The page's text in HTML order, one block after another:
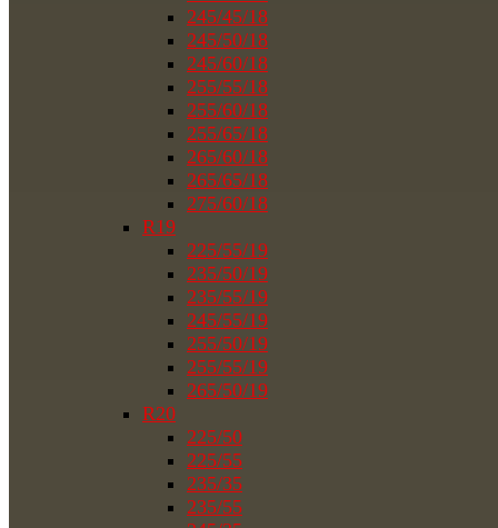
245/45/18
245/50/18
245/60/18
255/55/18
255/60/18
255/65/18
265/60/18
265/65/18
275/60/18
R19
225/55/19
235/50/19
235/55/19
245/55/19
255/50/19
255/55/19
265/50/19
R20
225/50
225/55
235/35
235/55